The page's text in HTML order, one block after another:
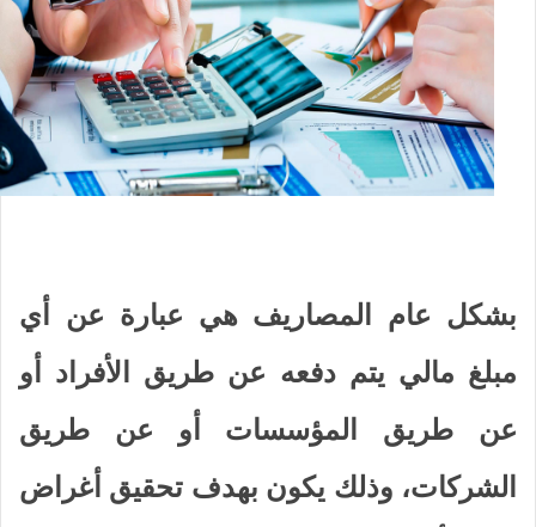
بشكل عام المصاريف هي عبارة عن أي
مبلغ مالي يتم دفعه عن طريق الأفراد أو
عن طريق المؤسسات أو عن طريق
الشركات، وذلك يكون بهدف تحقيق أغراض